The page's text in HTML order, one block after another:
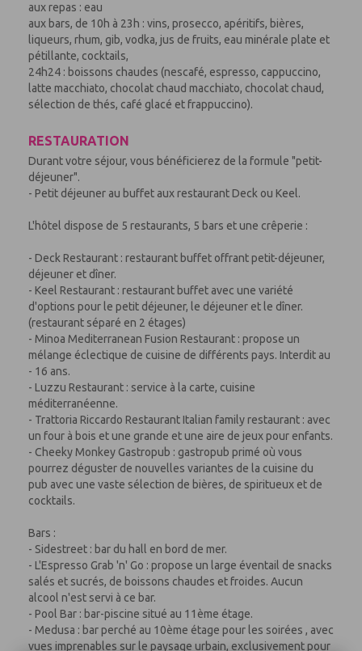
aux repas : eau
aux bars, de 10h à 23h : vins, prosecco, apéritifs, bières,
liqueurs, rhum, gib, vodka, jus de fruits, eau minérale plate et
pétillante, cocktails,
24h24 : boissons chaudes (nescafé, espresso, cappuccino,
latte macchiato, chocolat chaud macchiato, chocolat chaud,
sélection de thés, café glacé et frappuccino).
RESTAURATION
Durant votre séjour, vous bénéficierez de la formule "petit-
déjeuner".
- Petit déjeuner au buffet aux restaurant Deck ou Keel.
L'hôtel dispose de 5 restaurants, 5 bars et une crêperie :
- Deck Restaurant : restaurant buffet offrant petit-déjeuner,
déjeuner et dîner.
- Keel Restaurant : restaurant buffet avec une variété
d'options pour le petit déjeuner, le déjeuner et le dîner.
(restaurant séparé en 2 étages)
- Minoa Mediterranean Fusion Restaurant : propose un
mélange éclectique de cuisine de différents pays. Interdit au
- 16 ans.
- Luzzu Restaurant : service à la carte, cuisine
méditerranéenne.
- Trattoria Riccardo Restaurant Italian family restaurant : avec
un four à bois et une grande et une aire de jeux pour enfants.
- Cheeky Monkey Gastropub : gastropub primé où vous
pourrez déguster de nouvelles variantes de la cuisine du
pub avec une vaste sélection de bières, de spiritueux et de
cocktails.
Bars :
- Sidestreet : bar du hall en bord de mer.
- L'Espresso Grab 'n' Go : propose un large éventail de snacks
salés et sucrés, de boissons chaudes et froides. Aucun
alcool n'est servi à ce bar.
- Pool Bar : bar-piscine situé au 11ème étage.
- Medusa : bar perché au 10ème étage pour les soirées , avec
vues imprenables sur le paysage urbain, exclusivement pour